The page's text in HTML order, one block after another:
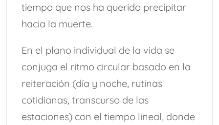
tiempo que nos ha querido precipitar
hacia la muerte.
En el plano individual de la vida se
conjuga el ritmo circular basado en la
reiteración (día y noche, rutinas
cotidianas, transcurso de las
estaciones) con el tiempo lineal, donde